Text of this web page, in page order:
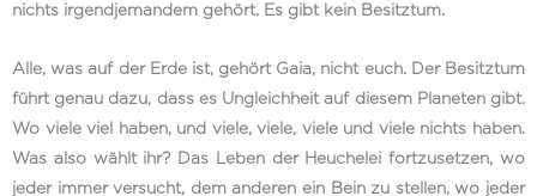
nichts irgendjemandem gehört. Es gibt kein Besitztum.
Alle, was auf der Erde ist, gehört Gaia, nicht euch. Der Besitztum
führt genau dazu, dass es Ungleichheit auf diesem Planeten gibt.
Wo viele viel haben, und viele, viele, viele und viele nichts haben.
Was also wählt ihr? Das Leben der Heuchelei fortzusetzen, wo
jeder immer versucht, dem anderen ein Bein zu stellen, wo jeder